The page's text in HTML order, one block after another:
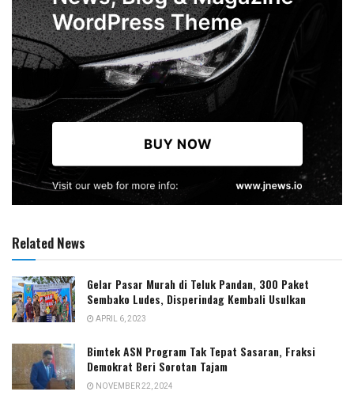
Related News
Gelar Pasar Murah di Teluk Pandan, 300 Paket
Sembako Ludes, Disperindag Kembali Usulkan
APRIL 6, 2023
Bimtek ASN Program Tak Tepat Sasaran, Fraksi
Demokrat Beri Sorotan Tajam
NOVEMBER 22, 2024